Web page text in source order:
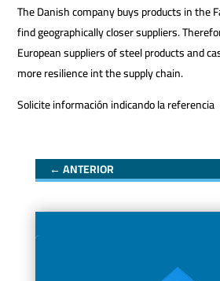
The Danish company buys products in the
find geographically closer suppliers.
European suppliers of steel products and
more resilience int the supply chain.
Solicite información indicando la referencia
←ANTERIOR